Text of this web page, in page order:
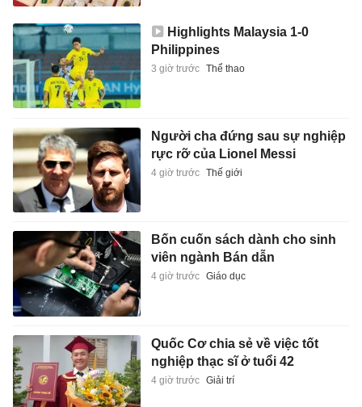
Highlights Malaysia 1-0
Philippines
3 giờ trước Thể thao
Người cha đứng sau sự nghiệp
rực rỡ của Lionel Messi
4 giờ trước Thế giới
Bốn cuốn sách dành cho sinh
viên ngành Bán dẫn
4 giờ trước Giáo dục
Quốc Cơ chia sẻ về việc tốt
nghiệp thạc sĩ ở tuổi 42
4 giờ trước Giải trí